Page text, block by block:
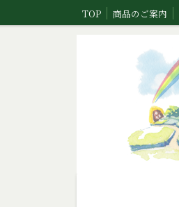
TOP 商品のご案内